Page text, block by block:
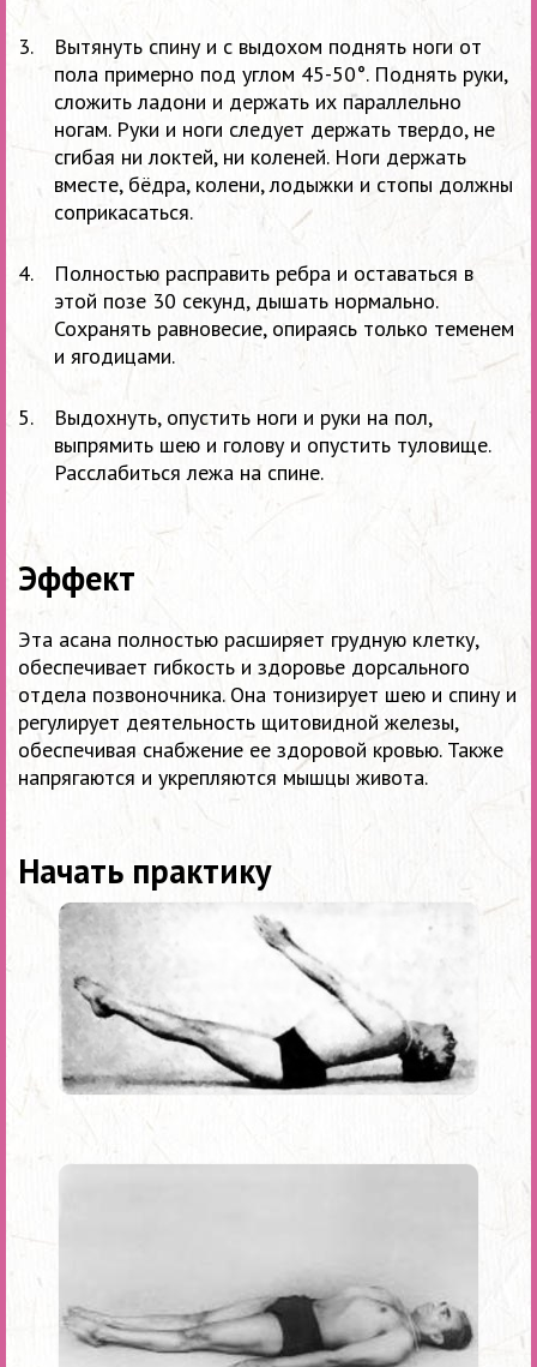
Вытянуть спину и с выдохом поднять ноги от
пола примерно под углом 45-50°. Поднять руки,
сложить ладони и держать их параллельно
ногам. Руки и ноги следует держать твердо, не
сгибая ни локтей, ни коленей. Ноги держать
вместе, бёдра, колени, лодыжки и стопы должны
соприкасаться.
Полностью расправить ребра и оставаться в
этой позе 30 секунд, дышать нормально.
Сохранять равновесие, опираясь только теменем
и ягодицами.
Выдохнуть, опустить ноги и руки на пол,
выпрямить шею и голову и опустить туловище.
Расслабиться лежа на спине.
Эффект
Эта асана полностью расширяет грудную клетку,
обеспечивает гибкость и здоровье дорсального
отдела позвоночника. Она тонизирует шею и спину и
регулирует деятельность щитовидной железы,
обеспечивая снабжение ее здоровой кровью. Также
напрягаются и укрепляются мышцы живота.
Начать практику